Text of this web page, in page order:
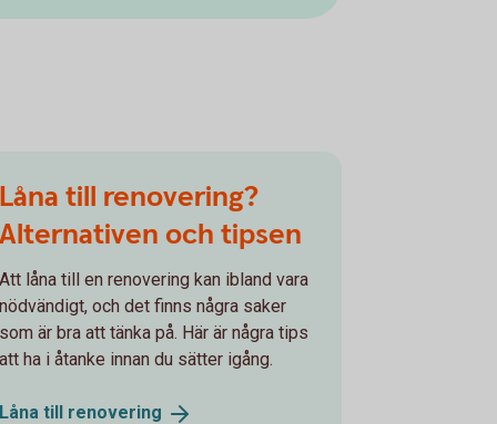
Låna till renovering?
Alternativen och tipsen
Att låna till en renovering kan ibland vara
nödvändigt, och det finns några saker
som är bra att tänka på. Här är några tips
att ha i åtanke innan du sätter igång.
Låna till renovering